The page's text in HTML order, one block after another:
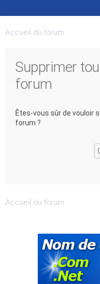
Accueil du forum
Supprimer
forum
Êtes-vous sûr de vouloir
forum ?
Accueil du forum